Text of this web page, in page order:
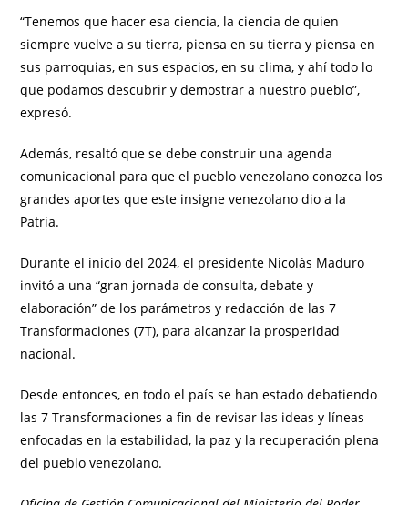
“Tenemos que hacer esa ciencia, la ciencia de quien
siempre vuelve a su tierra, piensa en su tierra y piensa en
sus parroquias, en sus espacios, en su clima, y ahí todo lo
que podamos descubrir y demostrar a nuestro pueblo”,
expresó.
Además, resaltó que se debe construir una agenda
comunicacional para que el pueblo venezolano conozca los
grandes aportes que este insigne venezolano dio a la
Patria.
Durante el inicio del 2024, el presidente Nicolás Maduro
invitó a una “gran jornada de consulta, debate y
elaboración” de los parámetros y redacción de las 7
Transformaciones (7T), para alcanzar la prosperidad
nacional.
Desde entonces, en todo el país se han estado debatiendo
las 7 Transformaciones a fin de revisar las ideas y líneas
enfocadas en la estabilidad, la paz y la recuperación plena
del pueblo venezolano.